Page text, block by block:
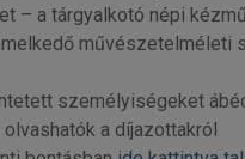
a tárgyalkotó népi
művészetelméleti
személyiségeket
a díjazottakról